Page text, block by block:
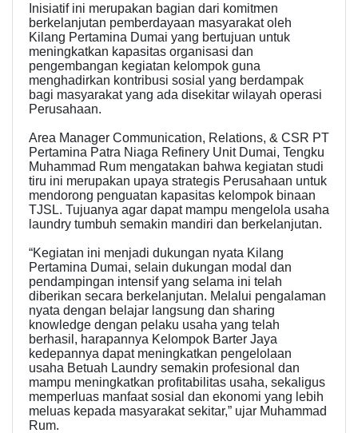
Inisiatif ini merupakan bagian dari komitmen
berkelanjutan pemberdayaan masyarakat oleh
Kilang Pertamina Dumai yang bertujuan untuk
meningkatkan kapasitas organisasi dan
pengembangan kegiatan kelompok guna
menghadirkan kontribusi sosial yang berdampak
bagi masyarakat yang ada disekitar wilayah operasi
Perusahaan.
Area Manager Communication, Relations, & CSR PT
Pertamina Patra Niaga Refinery Unit Dumai, Tengku
Muhammad Rum mengatakan bahwa kegiatan studi
tiru ini merupakan upaya strategis Perusahaan untuk
mendorong penguatan kapasitas kelompok binaan
TJSL. Tujuanya agar dapat mampu mengelola usaha
laundry tumbuh semakin mandiri dan berkelanjutan.
“Kegiatan ini menjadi dukungan nyata Kilang
Pertamina Dumai, selain dukungan modal dan
pendampingan intensif yang selama ini telah
diberikan secara berkelanjutan. Melalui pengalaman
nyata dengan belajar langsung dan sharing
knowledge dengan pelaku usaha yang telah
berhasil, harapannya Kelompok Barter Jaya
kedepannya dapat meningkatkan pengelolaan
usaha Betuah Laundry semakin profesional dan
mampu meningkatkan profitabilitas usaha, sekaligus
memperluas manfaat sosial dan ekonomi yang lebih
meluas kepada masyarakat sekitar,” ujar Muhammad
Rum.